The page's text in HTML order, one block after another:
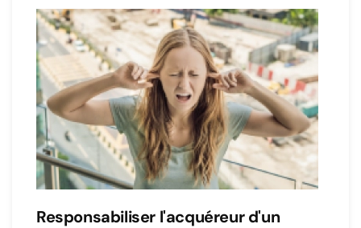
Responsabiliser l'acquéreur d'un